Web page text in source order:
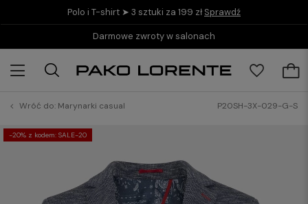
Polo i T-shirt ➤ 3 sztuki za 199 zł Sprawdź
Darmowe zwroty w salonach
Wróć do: Marynarki casual P20SH-3X-029-G-S
-20% z kodem: SALE-20